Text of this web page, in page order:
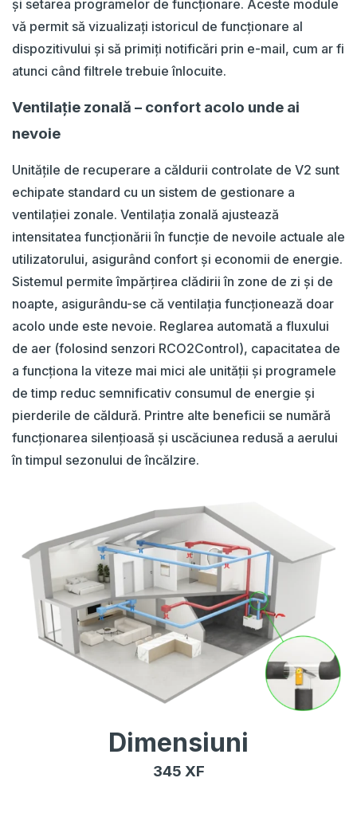
și setarea programelor de funcționare. Aceste module
vă permit să vizualizați istoricul de funcționare al
dispozitivului și să primiți notificări prin e-mail, cum ar fi
atunci când filtrele trebuie înlocuite.
Ventilație zonală – confort acolo unde ai
nevoie
Unitățile de recuperare a căldurii controlate de V2 sunt
echipate standard cu un sistem de gestionare a
ventilației zonale. Ventilația zonală ajustează
intensitatea funcționării în funcție de nevoile actuale ale
utilizatorului, asigurând confort și economii de energie.
Sistemul permite împărțirea clădirii în zone de zi și de
noapte, asigurându-se că ventilația funcționează doar
acolo unde este nevoie. Reglarea automată a fluxului
de aer (folosind senzori RCO2Control), capacitatea de
a funcționa la viteze mai mici ale unității și programele
de timp reduc semnificativ consumul de energie și
pierderile de căldură. Printre alte beneficii se numără
funcționarea silențioasă și uscăciunea redusă a aerului
în timpul sezonului de încălzire.
Dimensiuni
345 XF